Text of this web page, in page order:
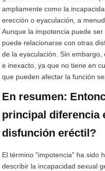
ampliamente como la
erección o eyaculación, a
Aunque la impotencia puede
puede relacionarse con otras
de la eyaculación. Sin
e inexacto, ya que no tiene en
que pueden afectar la función
En resumen:
principal diferencia
disfunción eréctil?
El término "impotencia" ha sido
describir la incapacidad sexual